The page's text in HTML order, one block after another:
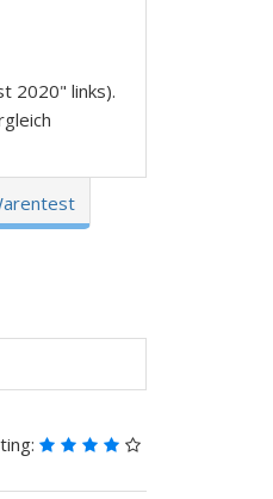
2020" links).